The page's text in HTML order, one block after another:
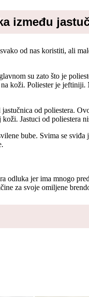
između
od nas koristiti, ali
su zato što je
koži. Poliester je
od poliestera.
Jastuci od poliestera
bube. Svima se
odluka jer ima mnogo
za svoje omiljene